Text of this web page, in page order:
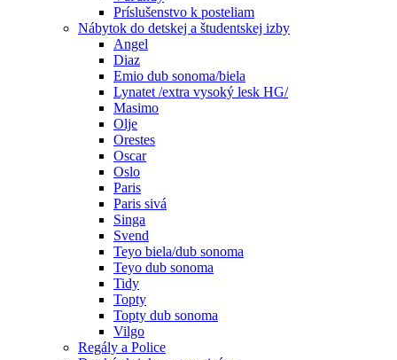
Príslušenstvo k posteliam
Nábytok do detskej a študentskej izby
Angel
Diaz
Emio dub sonoma/biela
Lynatet /extra vysoký lesk HG/
Masimo
Olje
Orestes
Oscar
Oslo
Paris
Paris sivá
Singa
Svend
Teyo biela/dub sonoma
Teyo dub sonoma
Tidy
Topty
Topty dub sonoma
Vilgo
Regály a Police